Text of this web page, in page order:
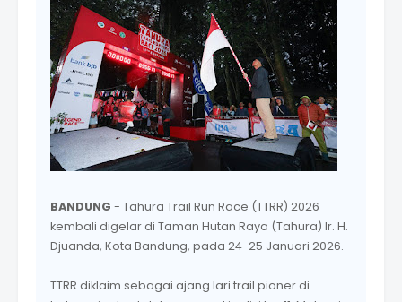
BANDUNG - Tahura Trail Run Race (TTRR) 2026
kembali digelar di Taman Hutan Raya (Tahura) Ir. H.
Djuanda, Kota Bandung, pada 24-25 Januari 2026.
TTRR diklaim sebagai ajang lari trail pioner di